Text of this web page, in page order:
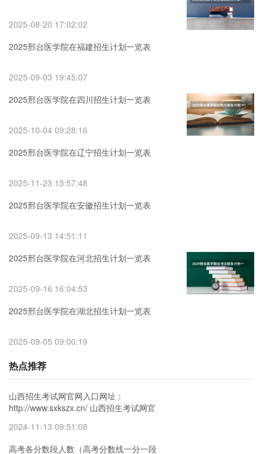
2025-08-20 17:02:02
2025邢台医学院在福建招生计划一览表
2025-09-03 19:45:07
2025邢台医学院在四川招生计划一览表
2025-10-04 09:28:16
2025邢台医学院在辽宁招生计划一览表
2025-11-23 15:57:48
2025邢台医学院在安徽招生计划一览表
2025-09-13 14:51:11
2025邢台医学院在河北招生计划一览表
2025-09-16 16:04:53
2025邢台医学院在湖北招生计划一览表
2025-09-05 09:00:19
热点推荐
山西招生考试网官网入口网址：
http://www.sxkszx.cn/ 山西招生考试网官
http://www.sxkszx.cn/index.html
2024-11-13 09:51:08
高考各分数段人数（高考分数线一分一段